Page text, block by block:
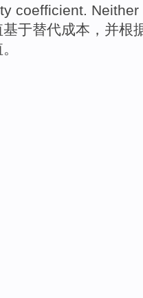
coefficient. Neither
基于替代成本 ，并根